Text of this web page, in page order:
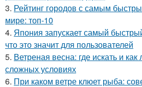
3. Рейтинг городов с самым
мире: топ-10
4. Япония запускает самый
что это значит для пользователей
5. Ветреная весна: где искать и как
сложных условиях
6. При каком ветре клюет рыба: